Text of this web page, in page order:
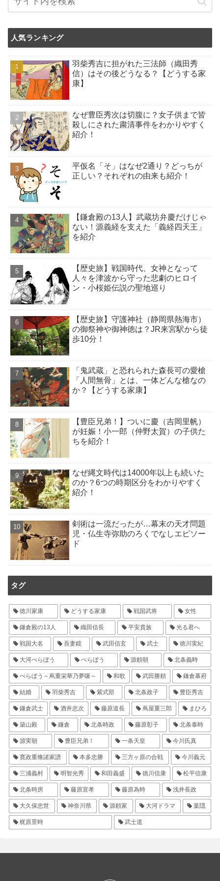
人気ランキング
羽柴秀吉に担がれた三法師（織田秀
信）はその後どうなる？【どうする家
康】
なぜ豊臣秀次は切腹に？女子供まで皆
殺しにされた粛清事件をわかりやすく
紹介！
平仮名「そ」はなぜ2通り？どっちが
正しい？それぞれの由来も紹介！
【鎌倉殿の13人】武蔵坊弁慶だけじゃ
ない！源義経を支えた「義経四天王」
を紹介
【歴史旅】戦国時代、女神となって
人々を津波から守った悲劇のヒロイ
ン・小桜姫伝説の聖地巡り
【歴史旅】守護神社（静岡県熱海市）
の御祭神や御神徳は？JR来宮駅から徒
歩10分！
「鬼武蔵」と恐れられた森長可の愛槍
「人間無骨」とは、一体どんな槍なの
か？【どうする家康】
【豊臣兄弟！】ついに慶（吉岡里帆）
が妊娠！小一郎（仲野太賀）の子供た
ちを紹介！
なぜ縄文時代は14000年以上も続いた
のか？6つの時期区分をわかりやすく
紹介！
剣術は一流だったが…幕末の天才問題
児・仏生寺弥助のろくでなしエピソー
ド
タグ
徳川家康 どうする家康 戦国武将 女性
鎌倉殿の13人 織田信長 平安貴族 光る君へ
戦国大名 吾妻鏡 武田信玄 武士 徳川実紀
大河べらぼう べらぼう 源頼朝 北条義時
べらぼう～蔦重栄華乃夢噺～ 和歌 武田勝頼 鎌倉幕府
結婚 羽柴秀吉 紫式部 北条政子 豊臣秀吉
鎌倉武士 酒井忠次 藤原道長 蔦屋重三郎 まひろ
築山殿 鎌倉 北条時政 藤原彰子 北条泰時
源実朝 豊臣兄弟！ 一条天皇 今川氏真
寛政重脩諸家譜 本多忠勝 三方ヶ原の合戦 今川義元
三浦義村 明智光秀 和田義盛 徳川信康 松平信康
北条時房 藤原宣孝 藤原為時 浅井長政
大久保忠世 神奈川県 源頼家 大河ドラマ 葉隠
梶原景時 武士道